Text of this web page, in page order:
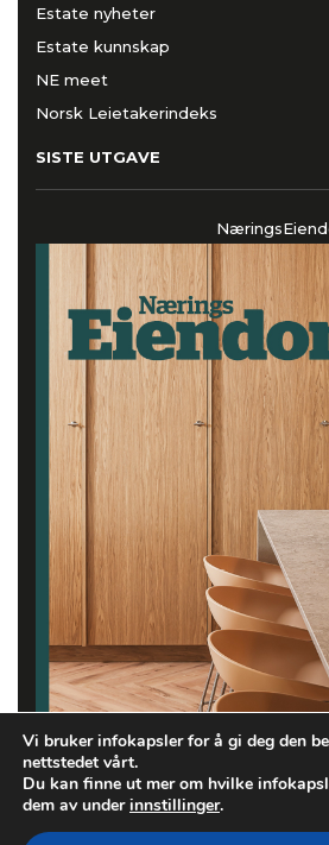
Estate nyheter
Estate kunnskap
NE meet
Norsk Leietakerindeks
SISTE UTGAVE
Vi bruker infokapsler for å gi deg den
nettstedet vårt.
Du kan finne ut mer om hvilke
dem av underinnstillinger.